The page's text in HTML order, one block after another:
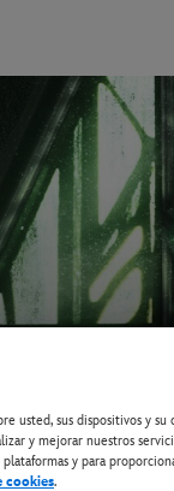
usted, sus dispositivos y
y mejorar nuestros
y para
cookies.